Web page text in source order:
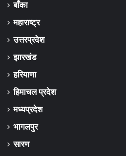
बाँका
महाराष्ट्र
उत्तरप्रदेश
झारखंड
हरियाणा
हिमाचल प्रदेश
मध्यप्रदेश
भागलपुर
सारण